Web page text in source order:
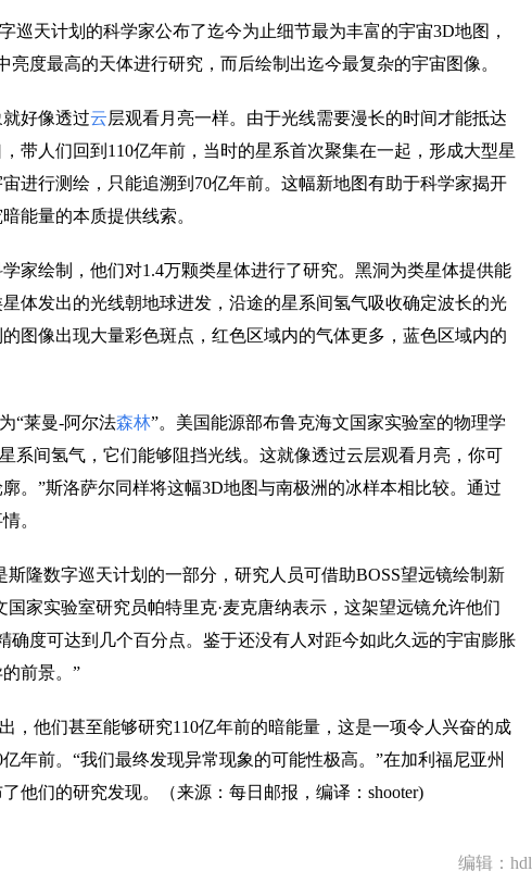
巡天计划的科学家公布了迄今为止细节最为丰富的宇宙3D地图，
度最高的天体进行研究，而后绘制出迄今最复杂的宇宙图像。
好像透过云层观看月亮一样。由于光线需要漫长的时间才能抵达
带人们回到110亿年前，当时的星系首次聚集在一起，形成大型星
进行测绘，只能追溯到70亿年前。这幅新地图有助于科学家揭开
能量的本质提供线索。
家绘制，他们对1.4万颗类星体进行了研究。黑洞为类星体提供能
体发出的光线朝地球进发，沿途的星系间氢气吸收确定波长的光
图像出现大量彩色斑点，红色区域内的气体更多，蓝色区域内的
“莱曼-阿尔法森林”。美国能源部布鲁克海文国家实验室的物理学
系间氢气，它们能够阻挡光线。这就像透过云层观看月亮，你可
。”斯洛萨尔同样将这幅3D地图与南极洲的冰样本相比较。通过
。
隆数字巡天计划的一部分，研究人员可借助BOSS望远镜绘制新
家实验室研究员帕特里克·麦克唐纳表示，这架望远镜允许他们
确度可达到几个百分点。鉴于还没有人对距今如此久远的宇宙膨胀
前景。”
，他们甚至能够研究110亿年前的暗能量，这是一项令人兴奋的成
年前。“我们最终发现异常现象的可能性极高。”在加利福尼亚州
他们的研究发现。（来源：每日邮报，编译：shooter)
编辑：hdl